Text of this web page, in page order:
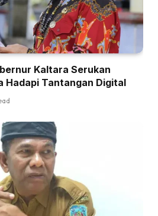
Kaltara Serukan
Hadapi Tantangan Digital